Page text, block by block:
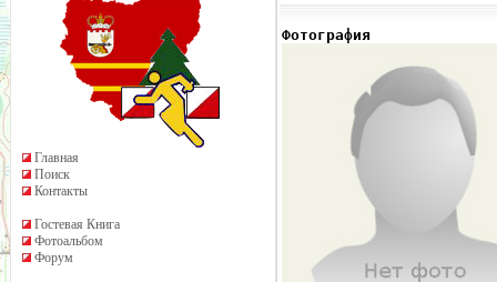
Главная
Поиск
Контакты
Гостевая Книга
Фотоальбом
Форум
Фотография